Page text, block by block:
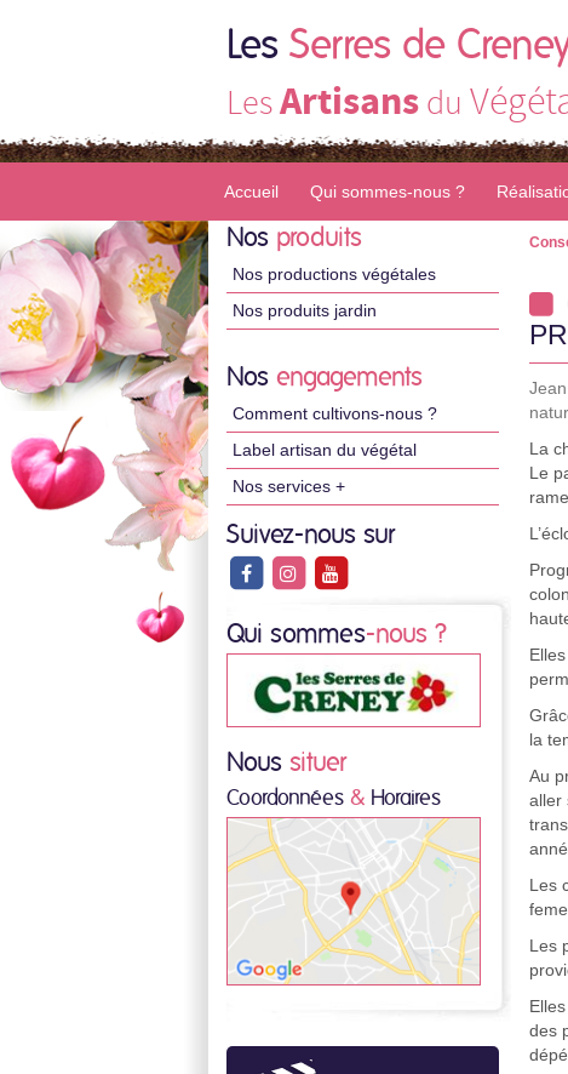
Les Serres de
LesArtisans du
Accueil Qui sommes-nous ?
Nos produits
Nos productions végétales
Nos produits jardin
Nos engagements
Comment cultivons-nous ?
Label artisan du végétal
Nos services +
Suivez-nous sur
Qui sommes-nous ?
Nous situer
Coordonnées & Horaires
La
Le
la
Au
aller
Les
Les
des